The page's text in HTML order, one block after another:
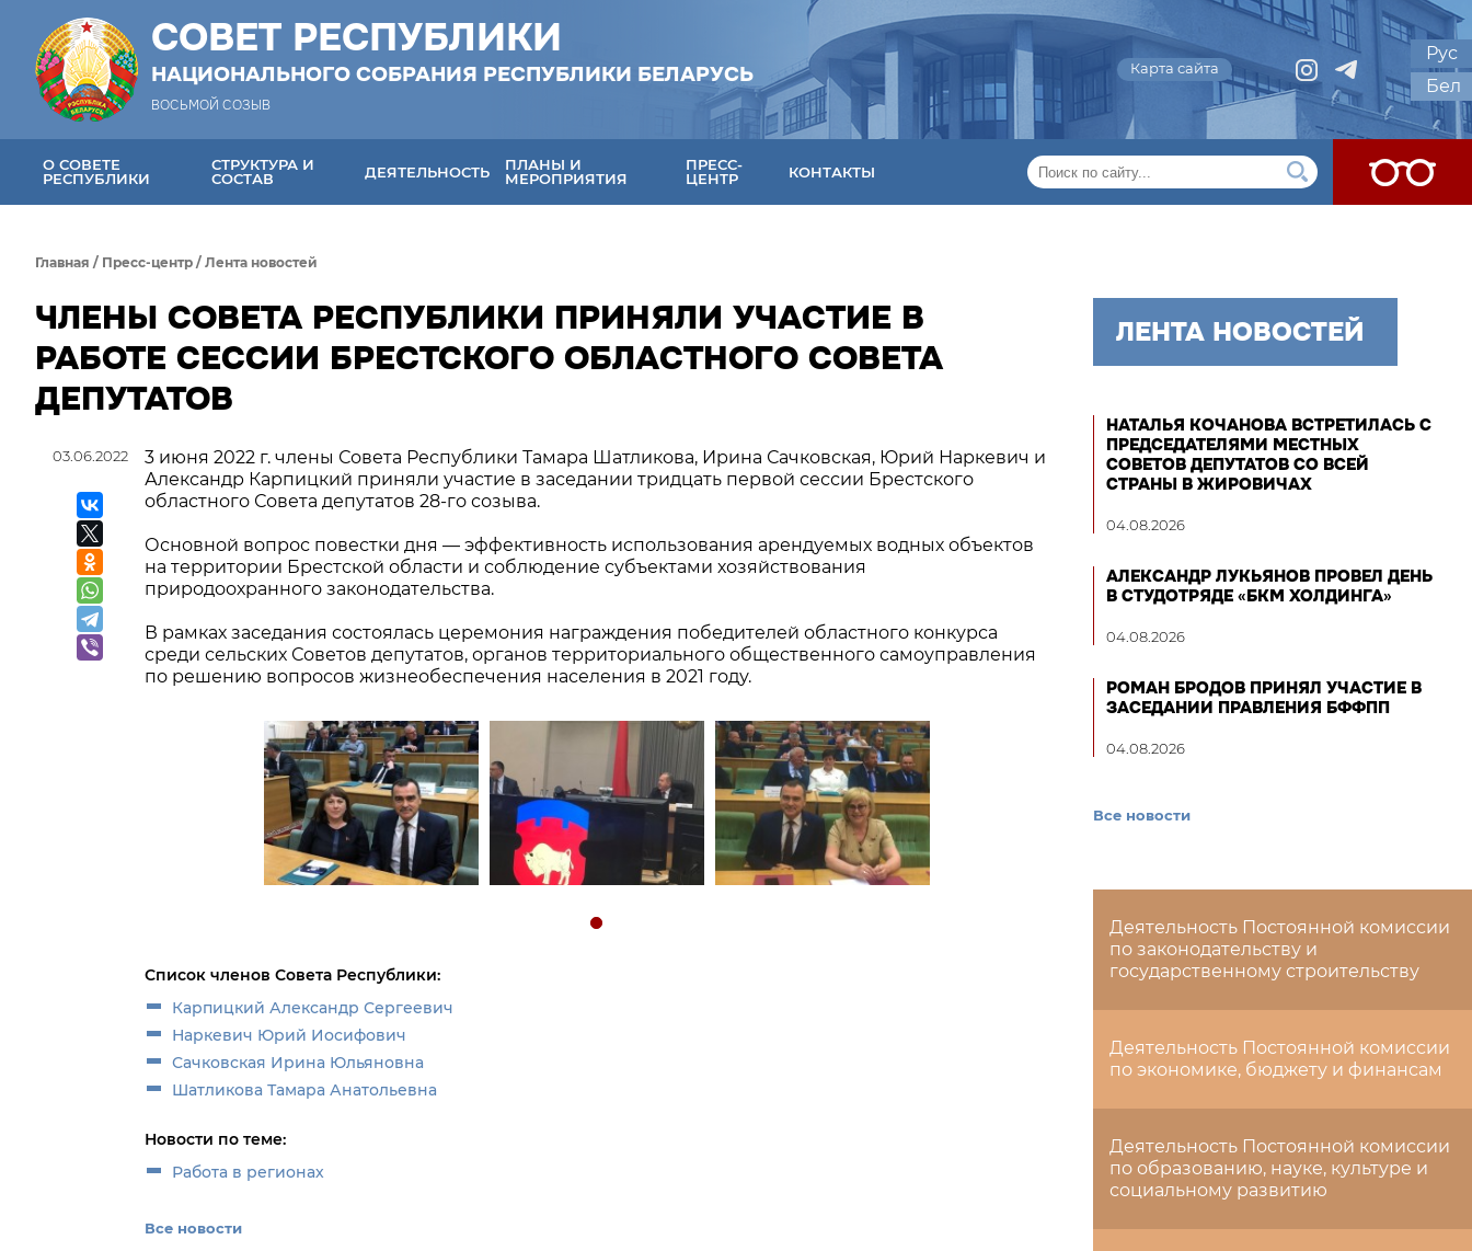
СОВЕТ РЕСПУБЛИКИ
НАЦИОНАЛЬНОГО СОБРАНИЯ РЕСПУБЛИКИ БЕЛАРУСЬ
ВОСЬМОЙ СОЗЫВ
Карта сайта
Рус
Бел
О СОВЕТЕ
РЕСПУБЛИКИ
СТРУКТУРА И
СОСТАВ
ДЕЯТЕЛЬНОСТЬ
ПЛАНЫ И
МЕРОПРИЯТИЯ
ПРЕСС-
ЦЕНТР
КОНТАКТЫ
Главная / Пресс-центр / Лента новостей
ЧЛЕНЫ СОВЕТА РЕСПУБЛИКИ ПРИНЯЛИ УЧАСТИЕ В
РАБОТЕ СЕССИИ БРЕСТСКОГО ОБЛАСТНОГО СОВЕТА
ДЕПУТАТОВ
03.06.2022
3 июня 2022 г. члены Совета Республики Тамара Шатликова, Ирина Сачковская, Юрий Наркевич и
Александр Карпицкий приняли участие в заседании тридцать первой сессии Брестского
областного Совета депутатов 28-го созыва.
Основной вопрос повестки дня — эффективность использования арендуемых водных объектов
на территории Брестской области и соблюдение субъектами хозяйствования
природоохранного законодательства.
В рамках заседания состоялась церемония награждения победителей областного конкурса
среди сельских Советов депутатов, органов территориального общественного самоуправления
по решению вопросов жизнеобеспечения населения в 2021 году.
Список членов Совета Республики:
Карпицкий Александр Сергеевич
Наркевич Юрий Иосифович
Сачковская Ирина Юльяновна
Шатликова Тамара Анатольевна
Новости по теме:
Работа в регионах
Все новости
ЛЕНТА НОВОСТЕЙ
НАТАЛЬЯ КОЧАНОВА ВСТРЕТИЛАСЬ С
ПРЕДСЕДАТЕЛЯМИ МЕСТНЫХ
СОВЕТОВ ДЕПУТАТОВ СО ВСЕЙ
СТРАНЫ В ЖИРОВИЧАХ
04.08.2026
АЛЕКСАНДР ЛУКЬЯНОВ ПРОВЕЛ ДЕНЬ
В СТУДОТРЯДЕ «БКМ ХОЛДИНГА»
04.08.2026
РОМАН БРОДОВ ПРИНЯЛ УЧАСТИЕ В
ЗАСЕДАНИИ ПРАВЛЕНИЯ БФФПП
04.08.2026
Все новости
Деятельность Постоянной комиссии
по законодательству и
государственному строительству
Деятельность Постоянной комиссии
по экономике, бюджету и финансам
Деятельность Постоянной комиссии
по образованию, науке, культуре и
социальному развитию